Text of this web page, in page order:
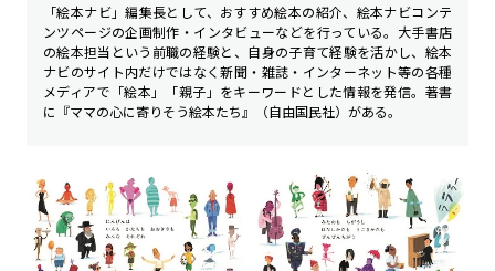
「絵本ナビ」編集長として、おすすめ絵本の紹介、絵本ナビコンテ
ンツページの企画制作・インタビューなどを行っている。大手書店
の絵本担当という前職の経験と、自身の子育て経験を活かし、絵本
ナビのサイト内だけではなく新聞・雑誌・インターネット等の各種
メディアで「絵本」「親子」をキーワードとした情報を発信。著書
に『ママの心に寄りそう絵本たち』（自由国民社）がある。